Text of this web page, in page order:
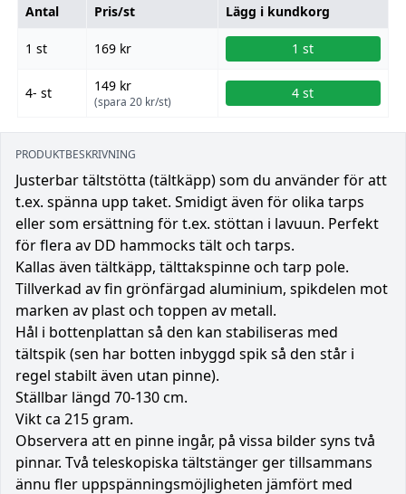
Antal Pris/st Lägg i kundkorg
1 st 169 kr 1 st
4- st 149 kr
(spara 20 kr/st)
4 st
PRODUKTBESKRIVNING
Justerbar tältstötta (tältkäpp) som du använder för att
t.ex. spänna upp taket. Smidigt även för olika tarps
eller som ersättning för t.ex. stöttan i lavuun. Perfekt
för flera av DD hammocks tält och tarps.
Kallas även tältkäpp, tälttakspinne och tarp pole.
Tillverkad av fin grönfärgad aluminium, spikdelen mot
marken av plast och toppen av metall.
Hål i bottenplattan så den kan stabiliseras med
tältspik (sen har botten inbyggd spik så den står i
regel stabilt även utan pinne).
Ställbar längd 70-130 cm.
Vikt ca 215 gram.
Observera att en pinne ingår, på vissa bilder syns två
pinnar. Två teleskopiska tältstänger ger tillsammans
ännu fler uppspänningsmöjligheten jämfört med